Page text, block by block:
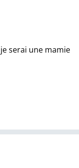
serai une mamie